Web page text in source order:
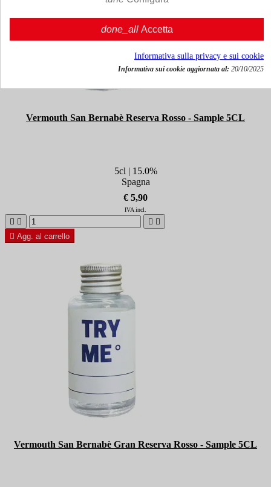
Vermouth San Bernabè Reserva Rosso - Sample 5CL
5cl | 15.0%
Spagna
€ 5,90
IVA incl.
   
 Agg. al carrello
Vermouth San Bernabè Gran Reserva Rosso - Sample 5CL
done_all Accetta
Informativa sulla privacy e sui cookie
Informativa sui cookie aggiornata al: 20/10/2025